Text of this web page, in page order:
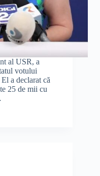
al USR, a
votului
a declarat că
25 de mii cu